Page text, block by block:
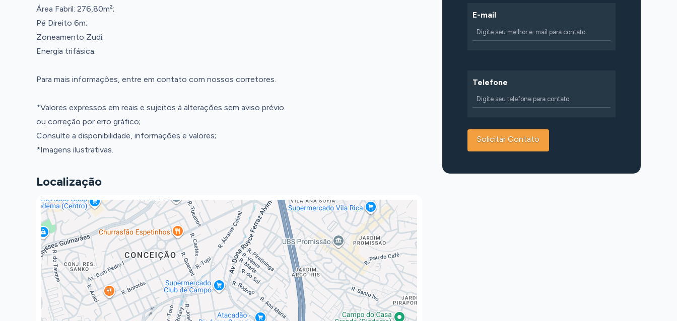
Área Fabril: 276,80m²;
Pé Direito 6m;
Zoneamento Zudi;
Energia trifásica.
Para mais informações, entre em contato com nossos corretores.
*Valores expressos em reais e sujeitos à alterações sem aviso prévio
ou correção por erro gráfico;
Consulte a disponibilidade, informações e valores;
*Imagens ilustrativas.
Localização
E-mail
Telefone